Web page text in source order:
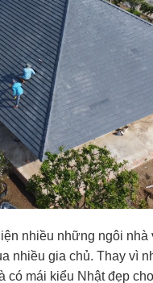
nhiều những ngôi
nhiều gia chủ. Thay vì
mái kiểu Nhật đẹp